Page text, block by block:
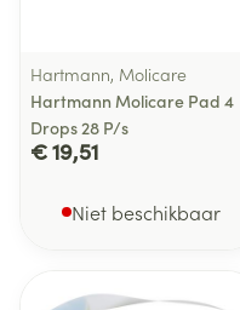
Hartmann, Molicare
Hartmann Molicare Pad 4
Drops 28 P/s
€ 19,51
Niet beschikbaar